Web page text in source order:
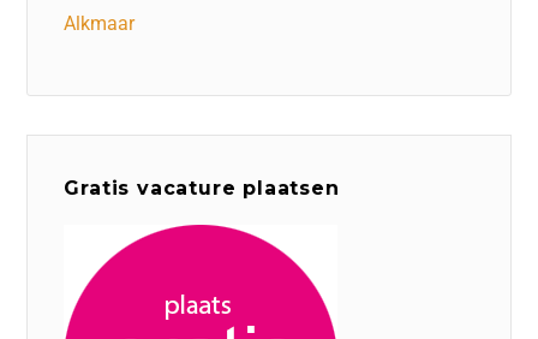
Alkmaar
Gratis vacature plaatsen